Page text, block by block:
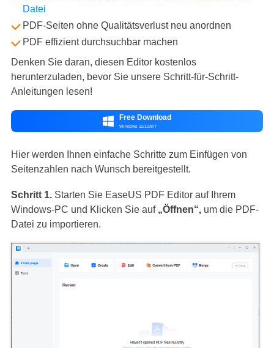
Datei
PDF-Seiten ohne Qualitätsverlust neu anordnen
PDF effizient durchsuchbar machen
Denken Sie daran, diesen Editor kostenlos
herunterzuladen, bevor Sie unsere Schritt-für-Schritt-
Anleitungen lesen!
 Free Download
Windows 11/10/8/7
Hier werden Ihnen einfache Schritte zum Einfügen von
Seitenzahlen nach Wunsch bereitgestellt.
Schritt 1.Starten Sie EaseUS PDF Editor auf Ihrem
Windows-PC und Klicken Sie auf „Öffnen“,um die PDF-
Datei zu importieren.